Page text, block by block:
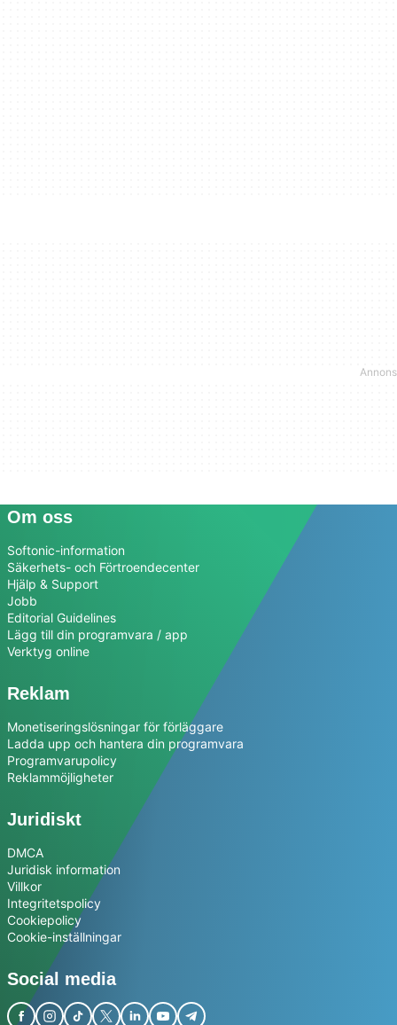
Om oss
Softonic-information
Säkerhets- och Förtroendecenter
Hjälp & Support
Jobb
Editorial Guidelines
Lägg till din programvara / app
Verktyg online
Reklam
Monetiseringslösningar för förläggare
Ladda upp och hantera din programvara
Programvarupolicy
Reklammöjligheter
Juridiskt
DMCA
Juridisk information
Villkor
Integritetspolicy
Cookiepolicy
Cookie-inställningar
Social media